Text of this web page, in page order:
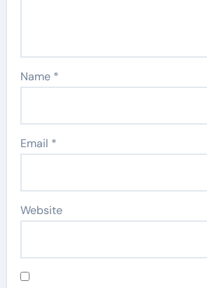
Name *
Email *
Website